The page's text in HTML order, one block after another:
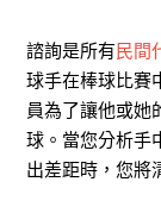
諮詢是所有 民間
球手在棒球比賽
員為了讓他或她
球。當您分析手
出差距時，您將